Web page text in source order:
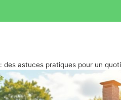
des astuces pratiques pour un